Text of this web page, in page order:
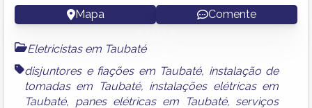
Mapa Comente
Eletricistas em Taubaté
disjuntores e fiações em Taubaté, instalação de
tomadas em Taubaté, instalações elétricas em
Taubaté, panes elétricas em Taubaté, serviços